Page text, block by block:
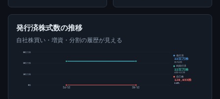
発行済株式数の推移
自社株買い・増資・分割の履歴が見える
0株
10百万株
20百万株
30百万株
24/12 25/12
発行済
22百万株
株式総数
純発行済
22百万株
総数-自己株
自己株
129,933株
0.59%